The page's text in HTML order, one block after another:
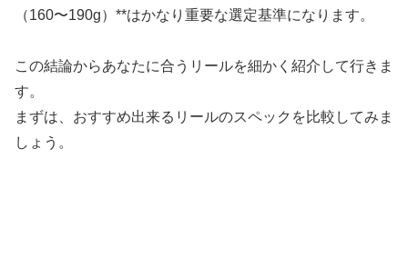
（160〜190g）**はかなり重要な選定基準になります。
この結論からあなたに合うリールを細かく紹介して行きま
す。
まずは、おすすめ出来るリールのスペックを比較してみま
しょう。